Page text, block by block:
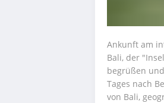
Ankunft am
Bali, der
begrüßen
Tages nach
von Bali,